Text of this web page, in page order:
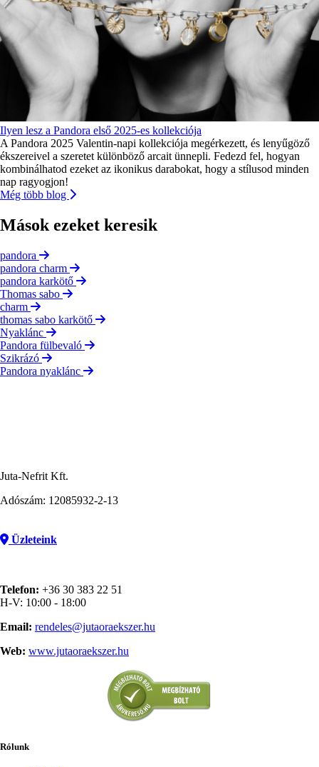
Ilyen lesz a Pandora első 2025-es kollekciója
A Pandora 2025 Valentin-napi kollekciója megérkezett, és lenyűgöző
ékszereivel a szeretet különböző arcait ünnepli. Fedezd fel, hogyan
kombinálhatod ezeket az ikonikus darabokat, hogy a stílusod minden
nap ragyogjon!
Még több blog
Mások ezeket keresik
pandora
pandora charm
pandora karkötő
Thomas sabo
charm
thomas sabo karkötő
Nyaklánc
Pandora fülbevaló
Szikrázó
Pandora nyaklánc
Juta-Nefrit Kft.
Adószám: 12085932-2-13
Üzleteink
Telefon: +36 30 383 22 51
H-V: 10:00 - 18:00
Email: rendeles@jutaoraekszer.hu
Web: www.jutaoraekszer.hu
Rólunk